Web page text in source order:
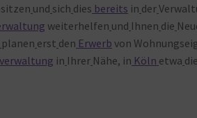
und sich dies bereits in der
weiterhelfen und Ihnen die
planen erst den Erwerb von
in Ihrer Nähe, in Köln etwa die